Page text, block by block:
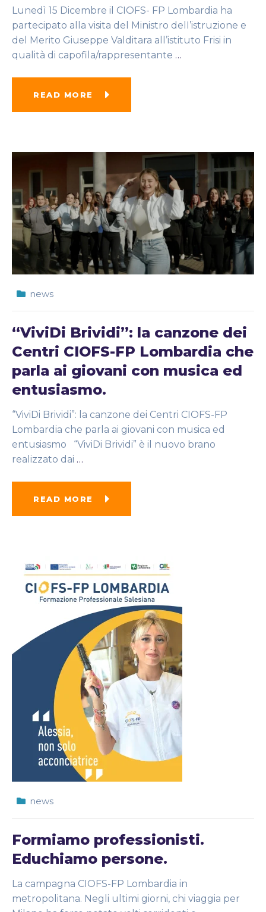
Lunedì 15 Dicembre il CIOFS- FP Lombardia ha
partecipato alla visita del Ministro delI’istruzione e
del Merito Giuseppe Valditara all’istituto Frisi in
qualità di capofila/rappresentante …
READ MORE
news
“ViviDi Brividi”: la canzone dei
Centri CIOFS-FP Lombardia che
parla ai giovani con musica ed
entusiasmo.
“ViviDi Brividi”: la canzone dei Centri CIOFS-FP
Lombardia che parla ai giovani con musica ed
entusiasmo “ViviDi Brividi” è il nuovo brano
realizzato dai …
READ MORE
news
Formiamo professionisti.
Educhiamo persone.
La campagna CIOFS-FP Lombardia in
metropolitana. Negli ultimi giorni, chi viaggia per